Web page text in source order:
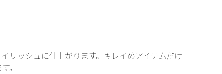
リッシュに仕上がります。キレイめアイテムだけ
。